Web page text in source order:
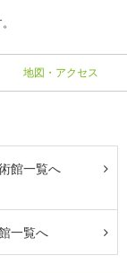
地図・アクセス
館一覧へ
一覧へ